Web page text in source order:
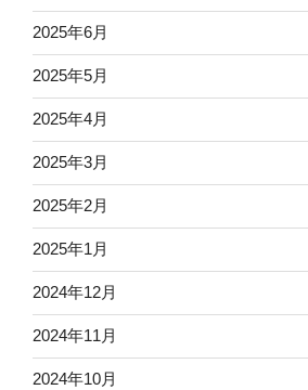
2025年6月
2025年5月
2025年4月
2025年3月
2025年2月
2025年1月
2024年12月
2024年11月
2024年10月